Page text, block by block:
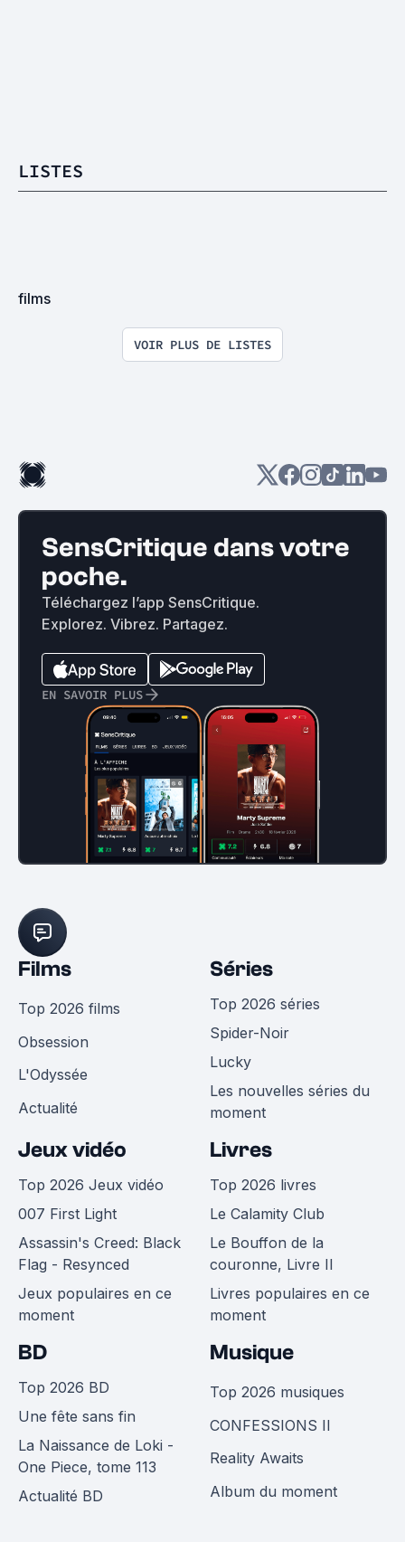
LISTES
films
VOIR PLUS DE LISTES
SensCritique dans votre
poche.
Téléchargez l’app SensCritique.
Explorez. Vibrez. Partagez.
EN SAVOIR PLUS
Films
Top 2026 films
Obsession
L'Odyssée
Actualité
Séries
Top 2026 séries
Spider-Noir
Lucky
Les nouvelles séries du
moment
Jeux vidéo
Top 2026 Jeux vidéo
007 First Light
Assassin's Creed: Black
Flag - Resynced
Jeux populaires en ce
moment
Livres
Top 2026 livres
Le Calamity Club
Le Bouffon de la
couronne, Livre II
Livres populaires en ce
moment
BD
Top 2026 BD
Une fête sans fin
La Naissance de Loki -
One Piece, tome 113
Actualité BD
Musique
Top 2026 musiques
CONFESSIONS II
Reality Awaits
Album du moment